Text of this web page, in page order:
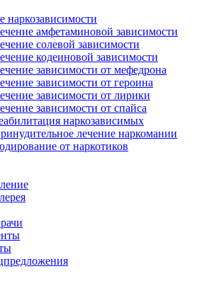
наркозависимости
амфетаминовой зависимости
солевой зависимости
кодеиновой зависимости
зависимости от мефедрона
зависимости от героина
зависимости от лирики
зависимости от спайса
наркозависимых
лечение наркомании
от наркотиков